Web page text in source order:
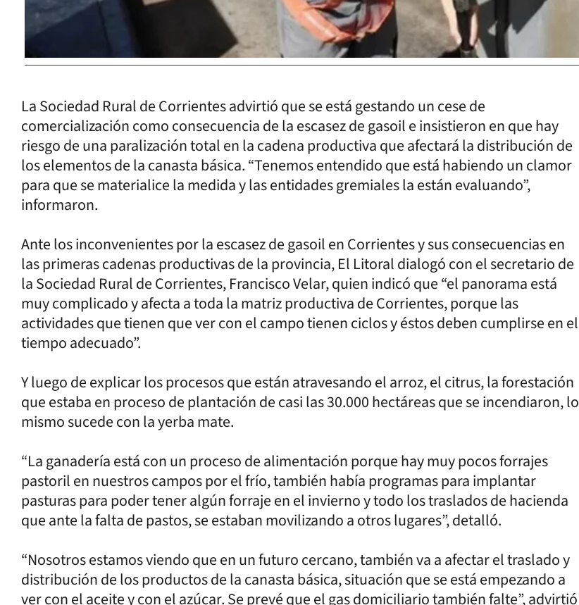
La Sociedad Rural de Corrientes advirtió que se está gestando un cese de
comercialización como consecuencia de la escasez de gasoil e insistieron en que hay
riesgo de una paralización total en la cadena productiva que afectará la distribución de
los elementos de la canasta básica. “Tenemos entendido que está habiendo un clamor
para que se materialice la medida y las entidades gremiales la están evaluando”,
informaron.
Ante los inconvenientes por la escasez de gasoil en Corrientes y sus consecuencias en
las primeras cadenas productivas de la provincia, El Litoral dialogó con el secretario de
la Sociedad Rural de Corrientes, Francisco Velar, quien indicó que “el panorama está
muy complicado y afecta a toda la matriz productiva de Corrientes, porque las
actividades que tienen que ver con el campo tienen ciclos y éstos deben cumplirse en el
tiempo adecuado”.
Y luego de explicar los procesos que están atravesando el arroz, el citrus, la forestación
que estaba en proceso de plantación de casi las 30.000 hectáreas que se incendiaron, lo
mismo sucede con la yerba mate.
“La ganadería está con un proceso de alimentación porque hay muy pocos forrajes
pastoril en nuestros campos por el frío, también había programas para implantar
pasturas para poder tener algún forraje en el invierno y todo los traslados de hacienda
que ante la falta de pastos, se estaban movilizando a otros lugares”, detalló.
“Nosotros estamos viendo que en un futuro cercano, también va a afectar el traslado y
distribución de los productos de la canasta básica, situación que se está empezando a
ver con el aceite y con el azúcar. Se prevé que el gas domiciliario también falte”, advirtió